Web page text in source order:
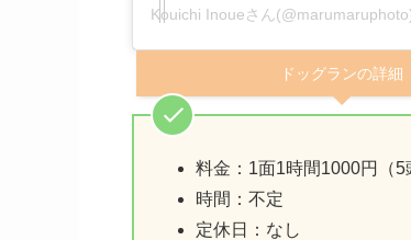
Kouichi Inoueさん
ドッグランの詳細
料金：1面1時間1000円（
時間：不定
定休日：なし